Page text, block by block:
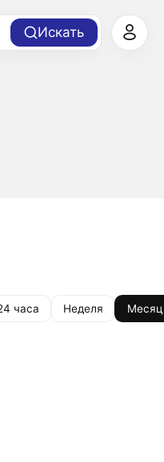
Искать
часа Неделя Месяц